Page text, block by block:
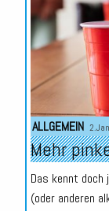
ALLGEMEIN
Mehr
Das kennt doch
(oder anderen